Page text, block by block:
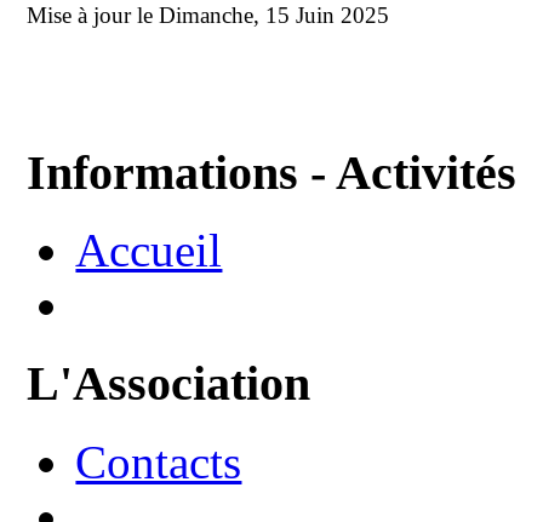
Mise à jour le Dimanche, 15 Juin 2025
Informations - Activités
Accueil
L'Association
Contacts